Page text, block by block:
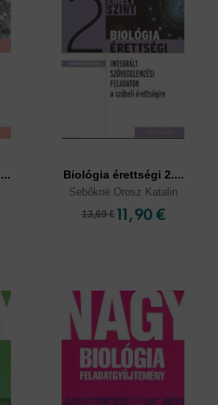
Biológia érettségi 2....
Sebőkné Orosz Katalin
13,69 € 11,90 €